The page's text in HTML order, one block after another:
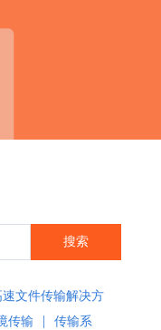
搜索
速文件传输解决方
传输 |
传输系